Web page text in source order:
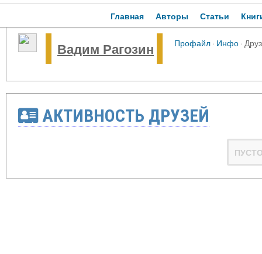
Главная Авторы Статьи
Вадим Рагозин Профайл· Инфо·
АКТИВНОСТЬ ДРУЗЕЙ